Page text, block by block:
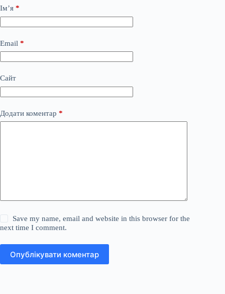
Ім’я *
Email *
Сайт
Додати коментар *
Save my name, email and website in this browser for the
next time I comment.
Опублікувати коментар